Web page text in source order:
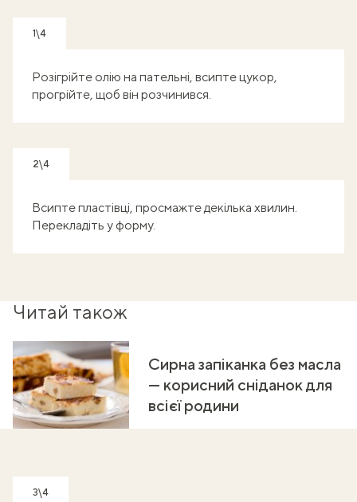
1\4
Розігрійте олію на пательні, всипте цукор,
прогрійте, щоб він розчинився.
2\4
Всипте пластівці, просмажте декілька хвилин.
Перекладіть у форму.
Читай також
Сирна запіканка без масла
— корисний сніданок для
всієї родини
3\4